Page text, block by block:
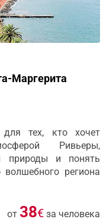
Маргерита
для тех, кто хочет
Ривьеры,
природы и понять
региона
от 38€ за человека